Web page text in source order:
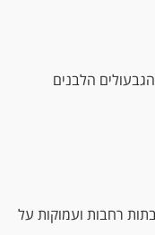
גס. את הגבעולים הלבנים
רחבות ועמוקות על